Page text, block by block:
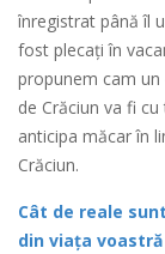
înregistrat până îl
fost plecați în
propunem cam un
de Crăciun va fi
anticipa măcar în
Crăciun.
Cât de reale
din viața